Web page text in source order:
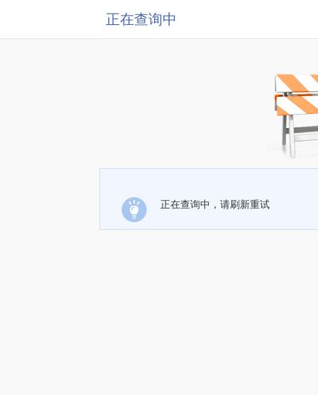
正在查询中
正在查询中，请刷新重试